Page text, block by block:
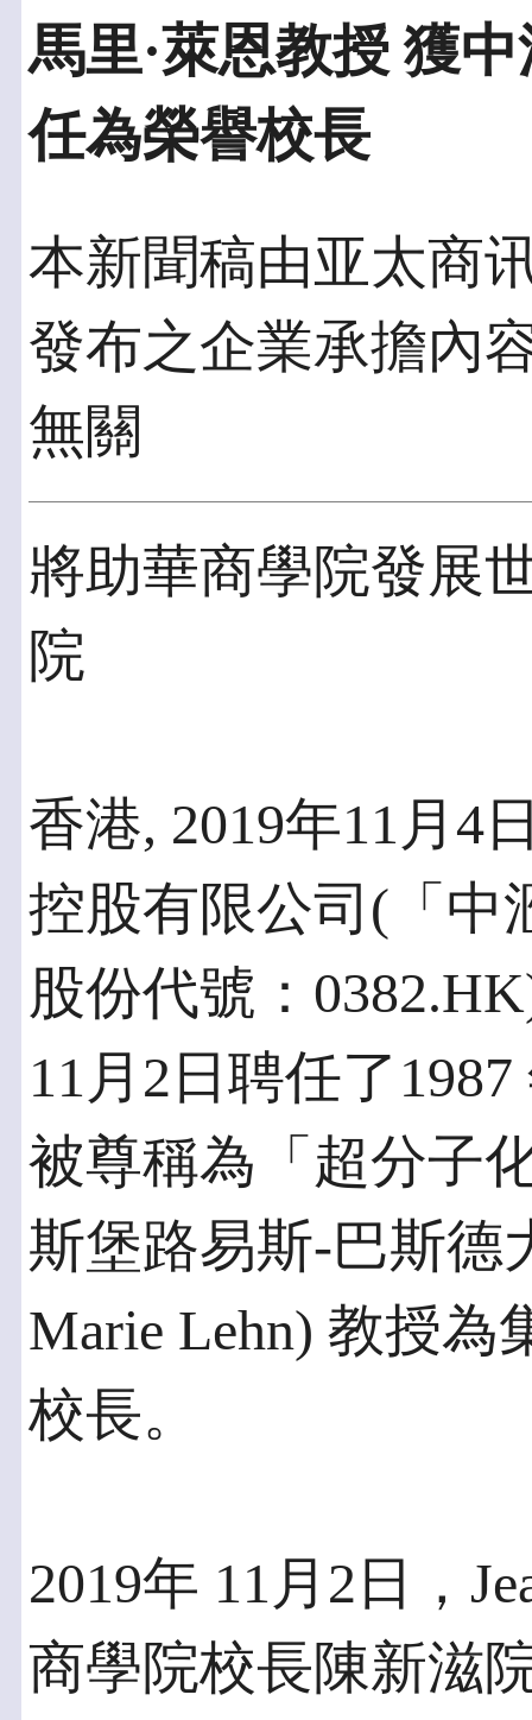
馬里·萊恩教授 獲
任為榮譽校長
本新聞稿由亚太商
發布之企業承擔內
無關
將助華商學院發展
院
香港, 2019年11月4
控股有限公司(「中
股份代號：
11月2日聘任了
被尊稱為「超分子
斯堡路易斯-巴斯德
Marie Lehn) 教授
校長。
2019年 11月2日，
商學院校長陳新滋